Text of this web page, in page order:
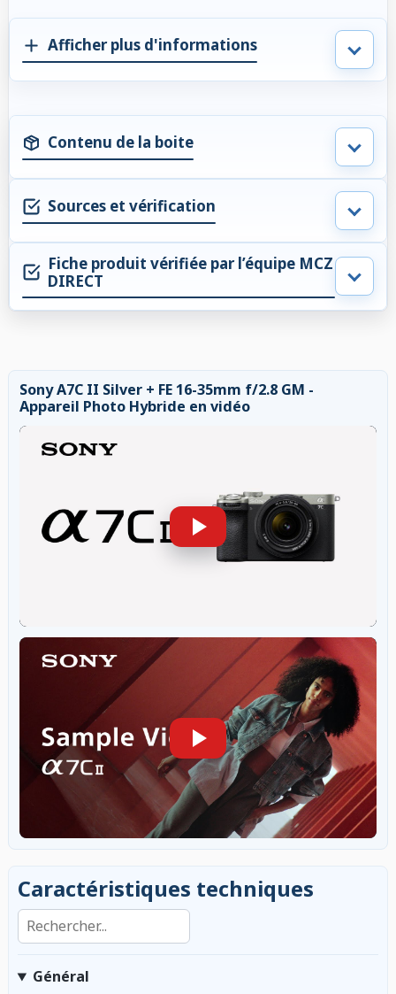
Afficher plus d'informations
Contenu de la boite
Sources et vérification
Fiche produit vérifiée par l’équipe MCZ
DIRECT
Sony A7C II Silver + FE 16-35mm f/2.8 GM -
Appareil Photo Hybride en vidéo
Caractéristiques techniques
Rechercher dans les caractéristiques
Général